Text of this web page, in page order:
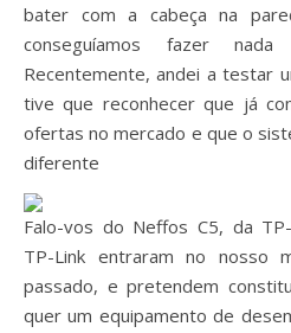
bater com a cabeça na
conseguíamos fazer
Recentemente, andei a testar
tive que reconhecer que já
ofertas no mercado e que o
diferente
Falo-vos do Neffos C5, da
TP-Link entraram no nosso
passado, e pretendem
quer um equipamento de